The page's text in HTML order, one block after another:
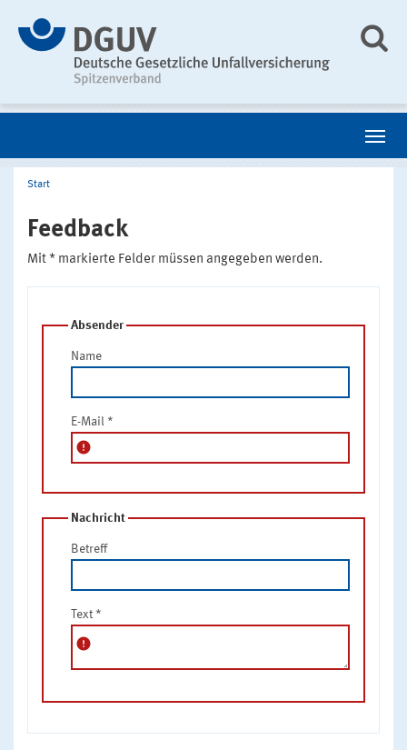
Start
Feedback
Mit * markierte Felder müssen angegeben werden.
Absender
Name
E-Mail *
error
Nachricht
Betreff
Text *
error